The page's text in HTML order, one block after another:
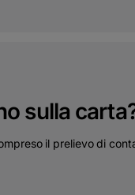
sulla
il prelievo di